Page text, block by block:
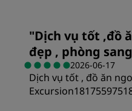
Sự sạch sẽ
Dịch vụ
"Dịch vụ tốt ,đồ
đẹp , phòng
2026-06-17
Dịch vụ tốt , đồ ăn